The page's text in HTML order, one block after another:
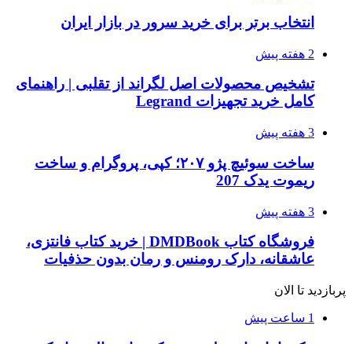
انتخاب برتر برای خرید سرور در بازار ایران
2 هفته پیش
تشخیص محصولات اصل لگراند از تقلبی | راهنمای
کامل خرید تجهیزات Legrand
3 هفته پیش
ساخت سوئیچ پژو ۲۰۷؛ کپی، پروگرام و ساخت
ریموت یدک 207
3 هفته پیش
فروشگاه کتاب DMDBook | خرید کتاب فانتزی،
عاشقانه، دارک رومنس و رمان بدون حذفیات
پربازدید تا الان
1 ساعت پیش